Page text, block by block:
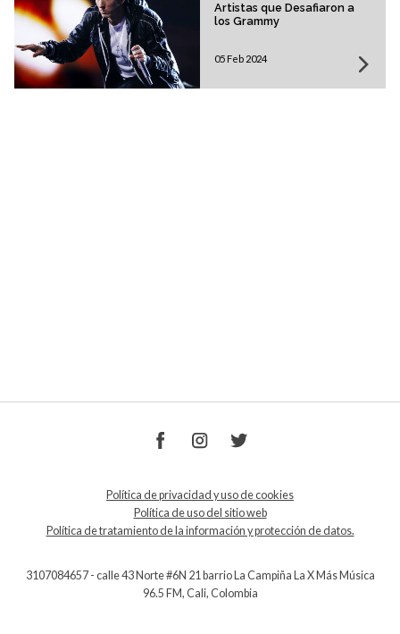
Artistas que Desafiaron a
los Grammy
05 Feb 2024
Política de privacidad y uso de cookies
Política de uso del sitio web
Política de tratamiento de la información y protección de datos.
3107084657 - calle 43 Norte #6N 21 barrio La Campiña La X Más Música
96.5 FM, Cali, Colombia